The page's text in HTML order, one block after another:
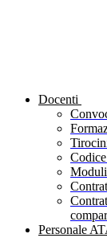
Docenti
Personale